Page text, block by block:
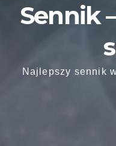
Sennik
Najlepszy sennik